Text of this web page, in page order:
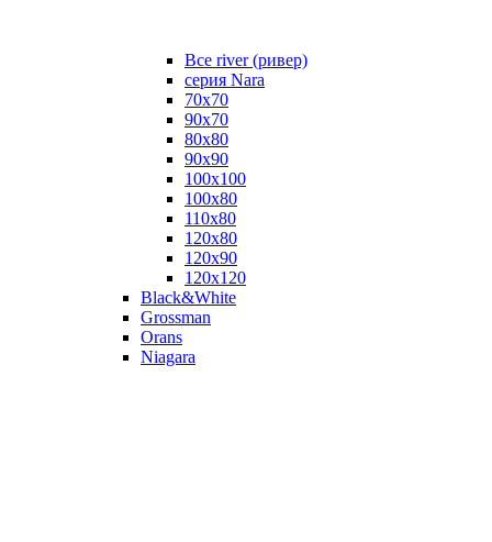
Все river (ривер)
серия Nara
70х70
90х70
80x80
90x90
100x100
100х80
110х80
120x80
120х90
120х120
Black&White
Grossman
Orans
Niagara